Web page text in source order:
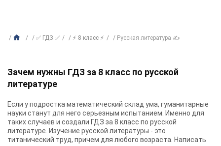
✅ ГДЗ ✅ ⚡ 8 класс ⚡ Русская литература ✍
Зачем нужны ГДЗ за 8 класс по русской
литературе
Если у подростка математический склад ума, гуманитарные
науки станут для него серьезным испытанием. Именно для
таких случаев и создали ГДЗ за 8 класс по русской
литературе. Изучение русской литературы - это
титанический труд, причем для любого возраста. Написать